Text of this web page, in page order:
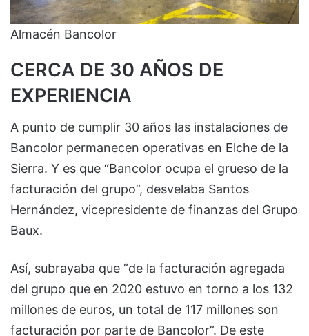
Almacén Bancolor
CERCA DE 30 AÑOS DE
EXPERIENCIA
A punto de cumplir 30 años las instalaciones de
Bancolor permanecen operativas en Elche de la
Sierra. Y es que “Bancolor ocupa el grueso de la
facturación del grupo”, desvelaba Santos
Hernández, vicepresidente de finanzas del Grupo
Baux.
Así, subrayaba que “de la facturación agregada
del grupo que en 2020 estuvo en torno a los 132
millones de euros, un total de 117 millones son
facturación por parte de Bancolor”. De este